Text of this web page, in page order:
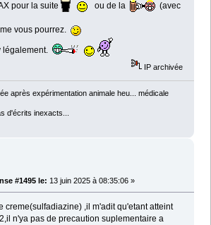
pour la suite ou de la
(avec
vous pourrez.
légalement.
IP archivée
après expérimentation animale heu... médicale
d'écrits inexacts...
#1495 le: 13 juin 2025 à 08:35:06 »
creme(sulfadiazine) ,il m'adit qu'etant atteint
n'ya pas de precaution suplementaire a